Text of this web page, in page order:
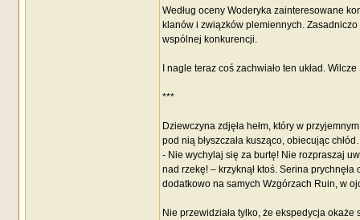
Według oceny Woderyka zainteresowane
klanów i związków plemiennych.
wspólnej konkurencji.
I nagle teraz coś zachwiało ten układ.
***
Dziewczyna zdjęła hełm, który w
pod nią błyszczała kusząco, obiecując
- Nie wychylaj się za burtę! Nie rozpraszaj
nad rzekę! – krzyknął ktoś. Serina
dodatkowo na samych Wzgórzach Ruin, w
Nie przewidziała tylko, że ekspedycja